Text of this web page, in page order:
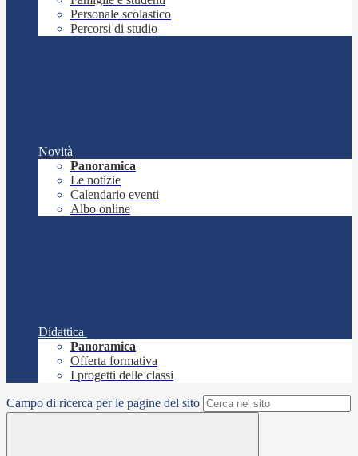
Personale scolastico
Percorsi di studio
Novità
Panoramica
Le notizie
Calendario eventi
Albo online
Didattica
Panoramica
Offerta formativa
I progetti delle classi
Campo di ricerca per le pagine del sito